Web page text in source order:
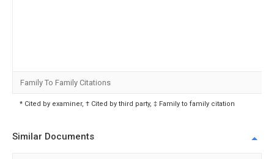
Family To Family Citations
* Cited by examiner, † Cited by third party, ‡ Family to family citation
Similar Documents